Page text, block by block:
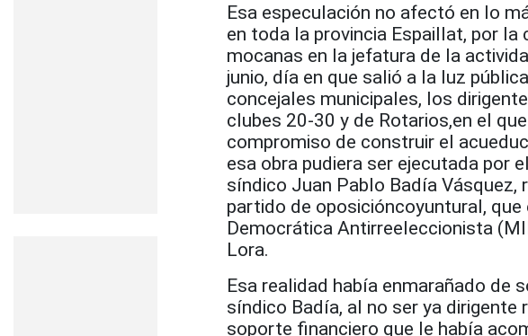
Esa especulación no afectó en lo
en toda la provincia Espaillat, por
mocanas en la jefatura de la
junio, día en que salió a la luz
concejales municipales, los
clubes 20-30 y de Rotarios,en el
compromiso de construir el
esa obra pudiera ser ejecutada por
síndico Juan Pablo Badía
partido de oposicióncoyuntural,
Democrática Antirreeleccionista
Lora.
Esa realidad había enmarañado de
síndico Badía, al no ser ya
soporte financiero que le había